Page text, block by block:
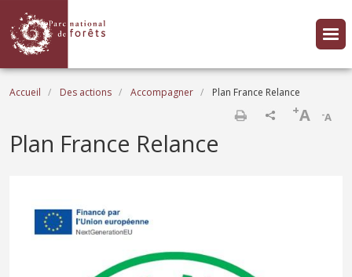
Fil d'Ariane
Accueil Des actions Accompagner Plan France Relance
-A
+A
Plan France Relance